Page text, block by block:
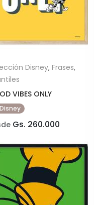
Disney, Frases,
VIBES ONLY
Disney
Gs. 260.000